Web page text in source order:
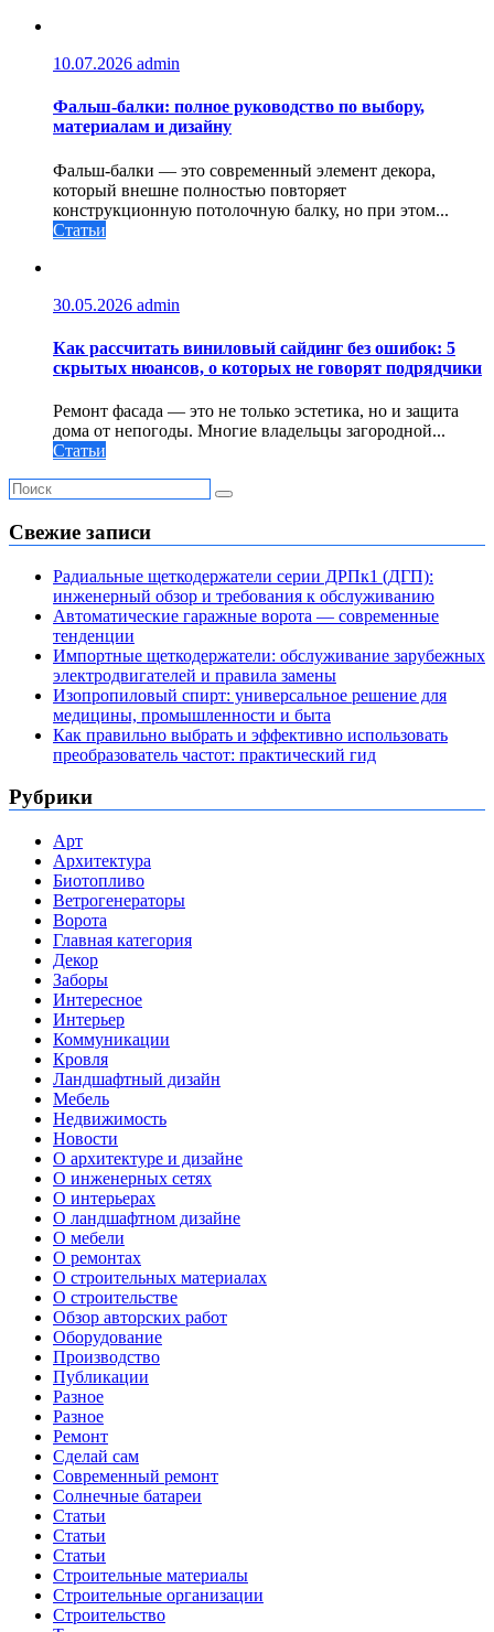
10.07.2026 admin
Фальш-балки: полное руководство по выбору,
материалам и дизайну
Фальш-балки — это современный элемент декора,
который внешне полностью повторяет
конструкционную потолочную балку, но при этом...
Статьи
30.05.2026 admin
Как рассчитать виниловый сайдинг без ошибок: 5
скрытых нюансов, о которых не говорят подрядчики
Ремонт фасада — это не только эстетика, но и защита
дома от непогоды. Многие владельцы загородной...
Статьи
Свежие записи
Радиальные щеткодержатели серии ДРПк1 (ДГП):
инженерный обзор и требования к обслуживанию
Автоматические гаражные ворота — современные
тенденции
Импортные щеткодержатели: обслуживание зарубежных
электродвигателей и правила замены
Изопропиловый спирт: универсальное решение для
медицины, промышленности и быта
Как правильно выбрать и эффективно использовать
преобразователь частот: практический гид
Рубрики
Арт
Архитектура
Биотопливо
Ветрогенераторы
Ворота
Главная категория
Декор
Заборы
Интересное
Интерьер
Коммуникации
Кровля
Ландшафтный дизайн
Мебель
Недвижимость
Новости
О архитектуре и дизайне
О инженерных сетях
О интерьерах
О ландшафтном дизайне
О мебели
О ремонтах
О строительных материалах
О строительстве
Обзор авторских работ
Оборудование
Производство
Публикации
Разное
Разное
Ремонт
Сделай сам
Современный ремонт
Солнечные батареи
Статьи
Статьи
Статьи
Строительные материалы
Строительные организации
Строительство